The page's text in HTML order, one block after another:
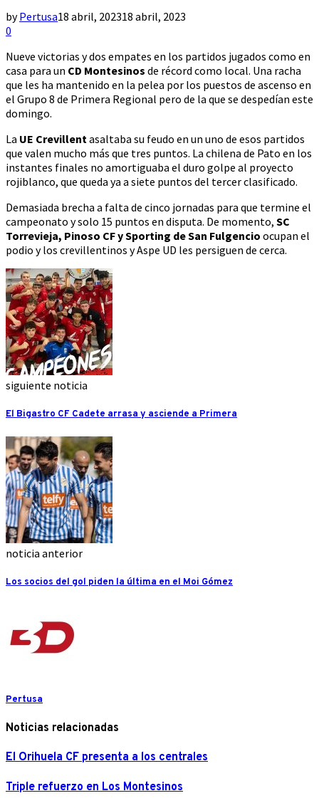
byPertusa18 abril, 202318 abril, 2023
0
Nueve victorias y dos empates en los partidos jugados como en
casa para un CD Montesinos de récord como local. Una racha
que les ha mantenido en la pelea por los puestos de ascenso en
el Grupo 8 de Primera Regional pero de la que se despedían este
domingo.
La UE Crevillentasaltaba su feudo en un uno de esos partidos
que valen mucho más que tres puntos. La chilena de Pato en los
instantes finales no amortiguaba el duro golpe al proyecto
rojiblanco, que queda ya a siete puntos del tercer clasificado.
Demasiada brecha a falta de cinco jornadas para que termine el
campeonato y solo 15 puntos en disputa. De momento, SC
Torrevieja, Pinoso CF y Sporting de San Fulgencio ocupan el
podio y los crevillentinos y Aspe UD les persiguen de cerca.
siguiente noticia
El Bigastro CF Cadete arrasa y asciende a Primera
noticia anterior
Los socios del gol piden la última en el Moi Gómez
Pertusa
Noticias relacionadas
El Orihuela CF presenta a los centrales
Triple refuerzo en Los Montesinos